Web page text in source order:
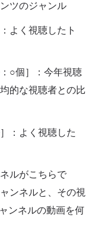
ツのジャンル
よく視聴したト
○個］：今年視聴
的な視聴者との比
：よく視聴した
ルがこちらで
ンネルと、その視
ンネルの動画を何